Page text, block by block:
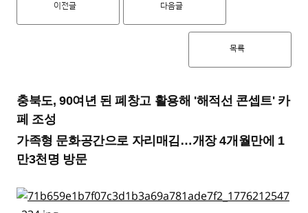
이전글 다음글
목록
충북도, 90여년 된 폐창고 활용해 '해적선 콘셉트' 카
페 조성
가족형 문화공간으로 자리매김…개장 4개월만에 1
만3천명 방문